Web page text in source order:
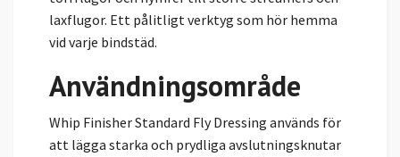
laxflugor. Ett pålitligt verktyg som hör hemma
vid varje bindstäd.
Användningsområde
Whip Finisher Standard Fly Dressing används för
att lägga starka och prydliga avslutningsknutar